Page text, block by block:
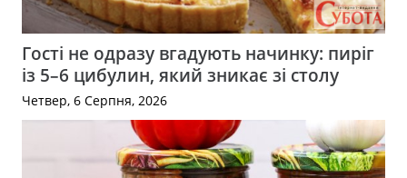
Гості не одразу вгадують начинку: пиріг
із 5–6 цибулин, який зникає зі столу
Четвер, 6 Серпня, 2026